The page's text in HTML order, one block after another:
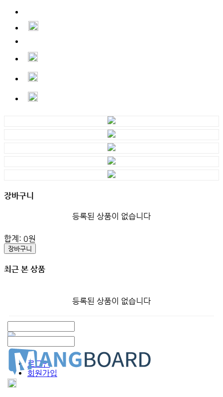
장바구니
등록된 상품이 없습니다
합계: 0원
장바구니
최근 본 상품
등록된 상품이 없습니다
로그인
회원가입